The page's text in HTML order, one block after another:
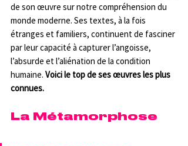
de son œuvre sur notre compréhension du
monde moderne. Ses textes, à la fois
étranges et familiers, continuent de fasciner
par leur capacité à capturer l’angoisse,
l’absurde et l’aliénation de la condition
humaine. Voici le top de ses œuvres les plus
connues.
La Métamorphose